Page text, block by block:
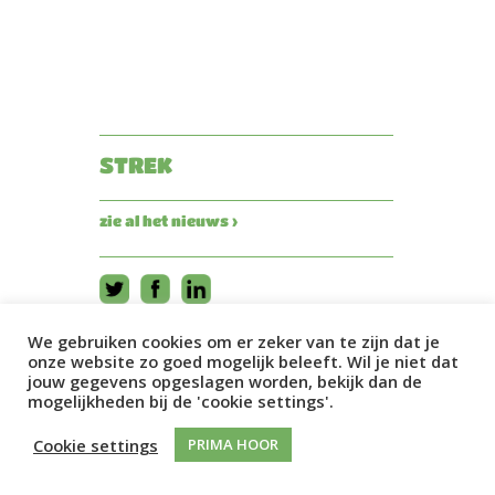
STREK
zie al het nieuws ›
We gebruiken cookies om er zeker van te zijn dat je
onze website zo goed mogelijk beleeft. Wil je niet dat
jouw gegevens opgeslagen worden, bekijk dan de
mogelijkheden bij de 'cookie settings'.
Cookie settings
PRIMA HOOR